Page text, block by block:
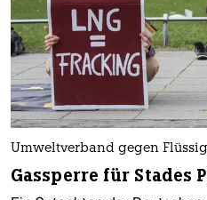
Umweltverband gegen
Gassperre für Stades